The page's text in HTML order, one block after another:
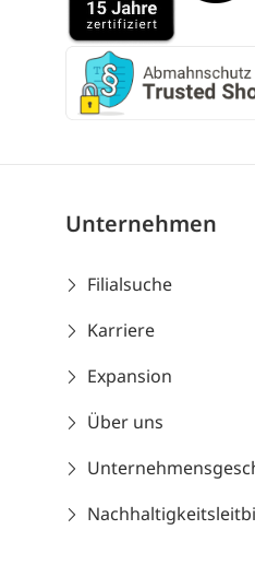
Unternehmen
Filialsuche
Karriere
Expansion
Über uns